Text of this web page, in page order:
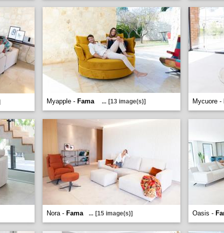
Myapple - Fama ... [13 image(s)] Mycuore -
Nora - Fama ... [15 image(s)] Oasis -